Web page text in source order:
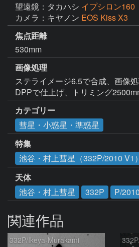
望遠鏡：タカハシ イプシロン160
カメラ：キヤノン EOS Kiss X3
焦点距離
530mm
画像処理
ステライメージ6.5で合成、画像
DPPで仕上げ、トリミング
カテゴリー
彗星・小惑星・準惑星
特集
池谷・村上彗星（332P/2010 V1）
天体
池谷・村上彗星
332P P/
関連作品
332P/Ikeya-Murakami